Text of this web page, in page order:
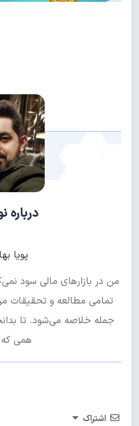
درباره
پویا
من در بازارهای مالی سود
تمامی مطالعه و تحقیقات
جمله خلاصه می‌شود. تا
همی که
اشتراک